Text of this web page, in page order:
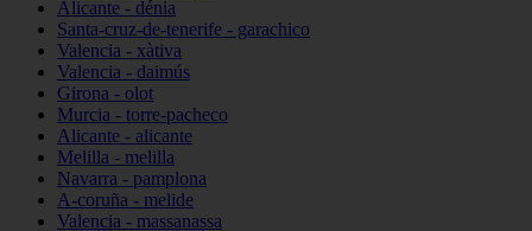
Alicante - dénia
Santa-cruz-de-tenerife - garachico
Valencia - xàtiva
Valencia - daimús
Girona - olot
Murcia - torre-pacheco
Alicante - alicante
Melilla - melilla
Navarra - pamplona
A-coruña - melide
Valencia - massanassa